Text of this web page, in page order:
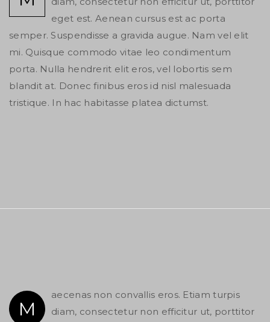
eget est. Aenean cursus est ac porta
semper. Suspendisse a gravida augue. Nam vel elit
mi. Quisque commodo vitae leo condimentum
porta. Nulla hendrerit elit eros, vel lobortis sem
blandit at. Donec finibus eros id nisl malesuada
tristique. In hac habitasse platea dictumst.
M
aecenas non convallis eros. Etiam turpis
diam, consectetur non efficitur ut, porttitor